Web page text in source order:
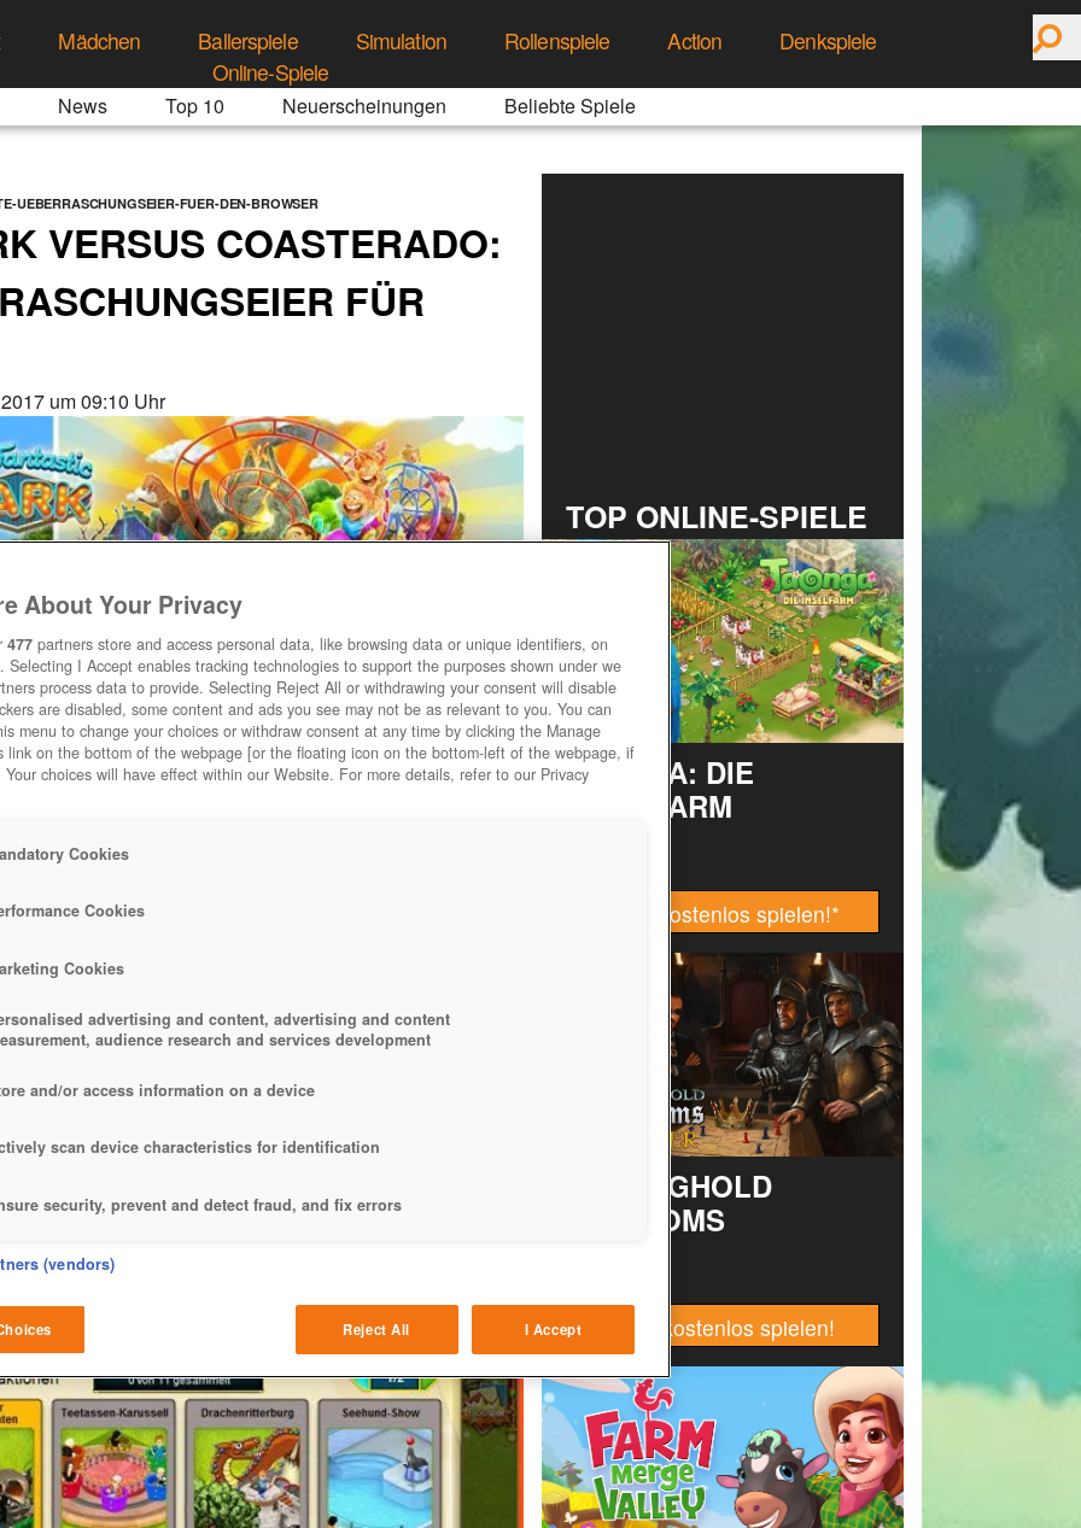
Mädchen Ballerspiele Simulation Rollenspiele Action
Denkspiele
Online-Spiele
News Top 10 Neuerscheinungen Beliebte Spiele
UEBERRASCHUNGSEIER-FUER-DEN-BROWSER
VERSUS COASTERADO:
FÜR
um 09:10 Uhr
TOP ONLINE-SPIELE
TAONGA: DIE
INSELFARM
Jetzt kostenlos spielen!*
STRONGHOLD
KINGDOMS
Jetzt kostenlos spielen!
About Your Privacy
477 partners store and access personal data, like browsing data or unique identifiers, on
Selecting I Accept enables tracking technologies to support the purposes shown under we
process data to provide. Selecting Reject All or withdrawing your consent will disable
are disabled, some content and ads you see may not be as relevant to you. You can
menu to change your choices or withdraw consent at any time by clicking the Manage
link on the bottom of the webpage [or the floating icon on the bottom-left of the webpage, if
choices will have effect within our Website. For more details, refer to our Privacy
Cookies
Cookies
Cookies
advertising and content, advertising and content
audience research and services development
and/or access information on a device
scan device characteristics for identification
security, prevent and detect fraud, and fix errors
and present advertising and content
and combine data from other data sources
different devices
devices based on information transmitted automatically
and communicate privacy choices
(vendors)
Reject All I Accept